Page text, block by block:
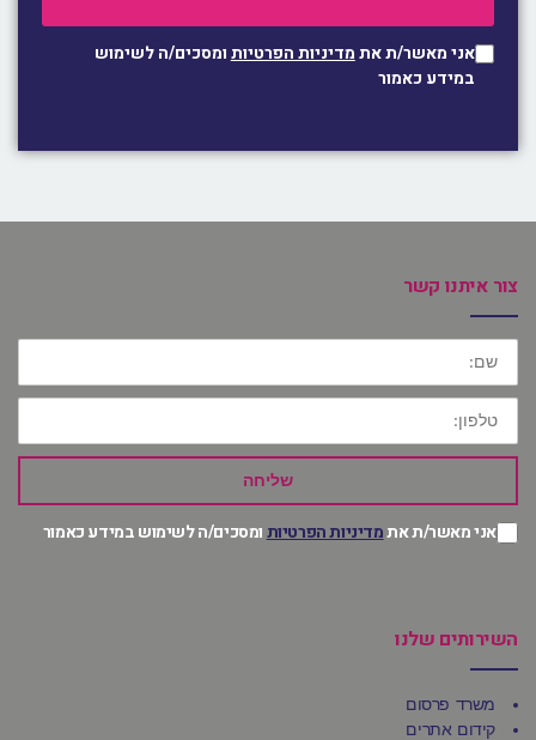
אני מאשר/ת אתמדיניות הפרטיותומסכים/ה לשימוש
במידע כאמור
צור איתנו קשר
שם:
טלפון:
שליחה
אני מאשר/ת אתמדיניות הפרטיותומסכים/ה לשימוש במידע כאמור
השירותים שלנו
משרד פרסום
קידום אתרים